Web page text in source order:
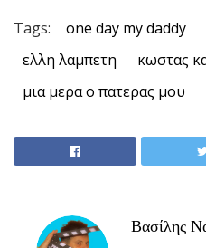
Tags: one day my daddy
ελλη λαμπετη
κωστας
μια μερα ο πατερας μου
Βασίλης